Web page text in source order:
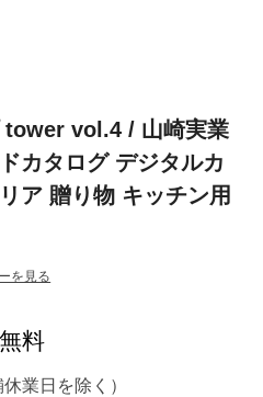
tower vol.4 / 山崎実業
カタログ デジタルカ
ア 贈り物 キッチン用
を見る
料
業日を除く）